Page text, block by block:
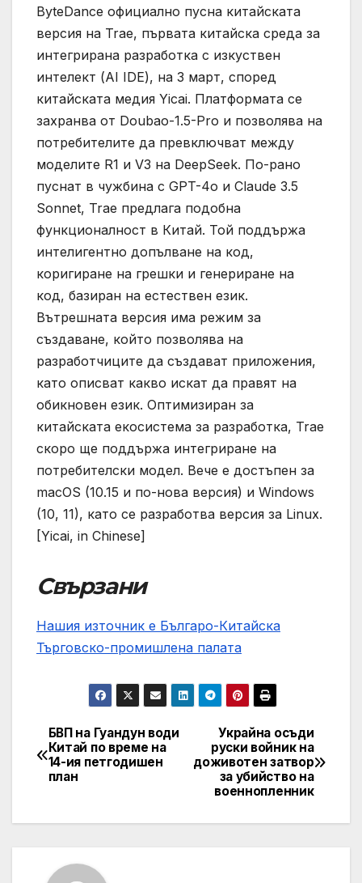
ByteDance официално пусна китайската
версия на Trae, първата китайска среда за
интегрирана разработка с изкуствен
интелект (AI IDE), на 3 март, според
китайската медия Yicai. Платформата се
захранва от Doubao-1.5-Pro ​​и позволява на
потребителите да превключват между
моделите R1 и V3 на DeepSeek. По-рано
пуснат в чужбина с GPT-4o и Claude 3.5
Sonnet, Trae предлага подобна
функционалност в Китай. Той поддържа
интелигентно допълване на код,
коригиране на грешки и генериране на
код, базиран на естествен език.
Вътрешната версия има режим за
създаване, който позволява на
разработчиците да създават приложения,
като описват какво искат да правят на
обикновен език. Оптимизиран за
китайската екосистема за разработка, Trae
скоро ще поддържа интегриране на
потребителски модел. Вече е достъпен за
macOS (10.15 и по-нова версия) и Windows
(10, 11), като се разработва версия за Linux.
[Yicai, in Chinese]
Свързани
Нашия източник е Българо-Китайска
Търговско-промишлена палaта
Post
navigation
Украйна осъди
руски войник на
доживотен затвор
за убийство на
военнопленник
БВП на Гуандун води
Китай по време на
14-ия петгодишен
план